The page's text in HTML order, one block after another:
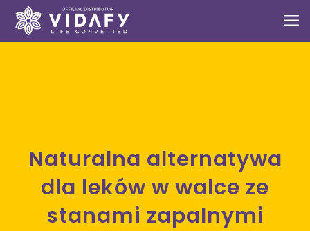
Naturalna alternatywa
dla leków w walce ze
stanami zapalnymi